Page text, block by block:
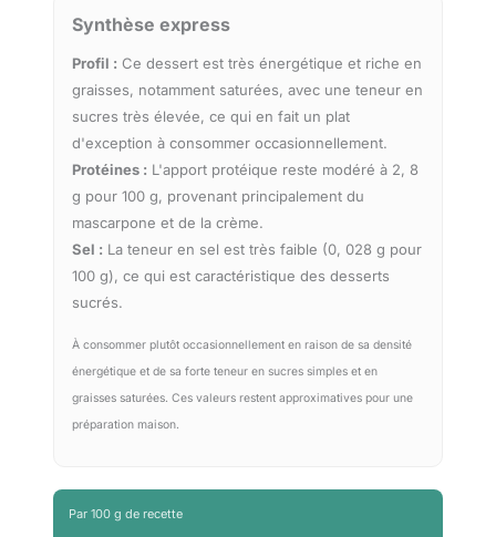
Synthèse express
Profil : Ce dessert est très énergétique et riche en
graisses, notamment saturées, avec une teneur en
sucres très élevée, ce qui en fait un plat
d'exception à consommer occasionnellement.
Protéines : L'apport protéique reste modéré à 2, 8
g pour 100 g, provenant principalement du
mascarpone et de la crème.
Sel : La teneur en sel est très faible (0, 028 g pour
100 g), ce qui est caractéristique des desserts
sucrés.
À consommer plutôt occasionnellement en raison de sa densité
énergétique et de sa forte teneur en sucres simples et en
graisses saturées. Ces valeurs restent approximatives pour une
préparation maison.
Par 100 g de recette